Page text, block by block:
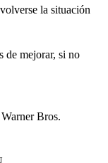
la situación
de mejorar, si no
Bros.